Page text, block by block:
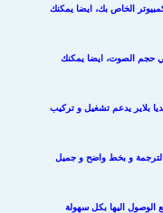
الخاص بك، ايضا يمكنك
حجم الصوت، ايضا يمكنك
بلاير يدعم تشغيل و تركيب
الترجمة و بخط واضح و جميل
الوصول اليها بكل سهولة